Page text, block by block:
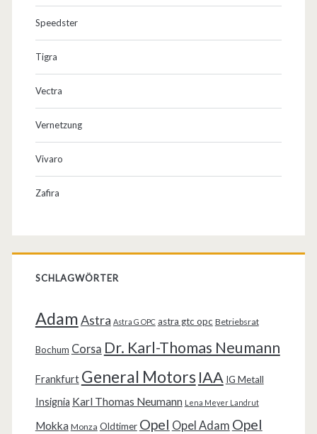
Speedster
Tigra
Vectra
Vernetzung
Vivaro
Zafira
SCHLAGWÖRTER
AdamAstra Astra G OPC astra gtc opc Betriebsrat
Bochum Corsa Dr. Karl-Thomas Neumann
Frankfurt General Motors IAA IG Metall
Insignia Karl Thomas Neumann Lena Meyer Landrut
Mokka Monza Oldtimer Opel Opel Adam Opel